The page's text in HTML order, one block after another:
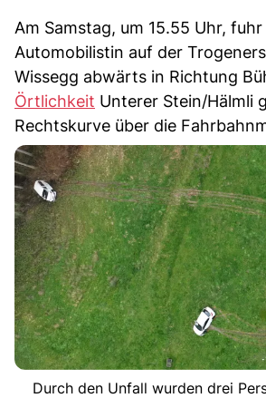
Am Samstag, um 15.55 Uhr,
Automobilistin auf der
Wissegg abwärts in Richtung
Örtlichkeit Unterer Stein/Hälmli
Rechtskurve über die
Durch den Unfall wurden drei